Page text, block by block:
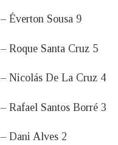
– Éverton Sousa 9
– Roque Santa Cruz 5
– Nicolás De La Cruz 4
– Rafael Santos Borré 3
– Dani Alves 2